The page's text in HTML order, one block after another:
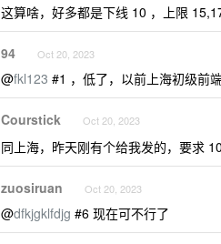
这算啥，好多都是下线 10 ，上限
94 Oct 20, 2023
@fkl123 #1 ，低了，以前上海初级前
Courstick Oct 20, 2023
同上海，昨天刚有个给我发的，要求
zuosiruan Oct 20, 2023
@dfkjgklfdjg #6 现在可不行了